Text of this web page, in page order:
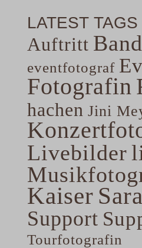
LATEST TAGS
Auftritt Band
eventfotograf
Fotografin
hachen Jini
Livebilder
Kaiser
Support
Tourfotografin